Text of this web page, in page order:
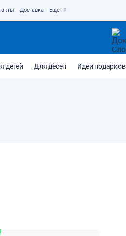
Доставка Еще
детей Для дёсен Идеи подарков